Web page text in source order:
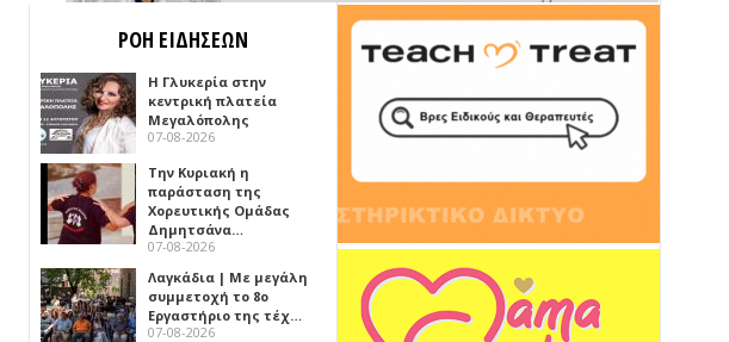
ΡΟΗ ΕΙΔΗΣΕΩΝ
Η Γλυκερία στην
κεντρική πλατεία
Μεγαλόπολης
07-08-2026
Την Κυριακή η
παράσταση της
Χορευτικής Ομάδας
Δημητσάνα…
07-08-2026
Λαγκάδια | Με μεγάλη
συμμετοχή το 8ο
Εργαστήριο της τέχ…
07-08-2026